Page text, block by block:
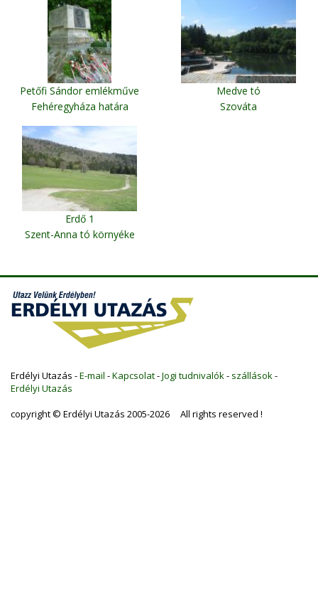
Petőfi Sándor emlékműve
Fehéregyháza határa
Medve tó
Szováta
Erdő 1
Szent-Anna tó környéke
Erdélyi Utazás -E-mail -Kapcsolat-Jogi tudnivalók- szállások-
Erdélyi Utazás
copyright © Erdélyi Utazás 2005-2026 All rights reserved !